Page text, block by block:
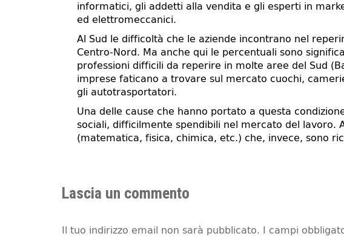
informatici, gli addetti alla vendita e gli esperti in
ed elettromeccanici.
Al Sud le difficoltà che le aziende incontrano nel
Centro-Nord. Ma anche qui le percentuali sono
professioni difficili da reperire in molte aree del Sud
imprese faticano a trovare sul mercato cuochi,
gli autotrasportatori.
Una delle cause che hanno portato a questa
sociali, difficilmente spendibili nel mercato del lavoro.
(matematica, fisica, chimica, etc.) che, invece, sono
Lascia un commento
Il tuo indirizzo email non sarà pubblicato. I campi